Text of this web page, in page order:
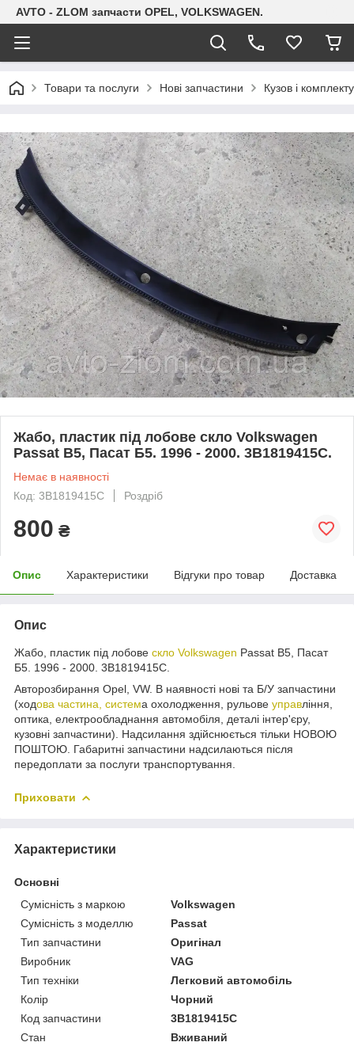
AVTO - ZLOM запчасти OPEL, VOLKSWAGEN.
Товари та послуги Нові запчастини Кузов і
Жабо, пластик під лобове скло Volkswagen
Passat B5, Пасат Б5. 1996 - 2000. 3B1819415C.
Немає в наявності
Код: 3B1819415C
Роздріб
800 ₴
Опис Характеристики Відгуки про товар Доставка
Опис
Жабо, пластик під лобове скло Volkswagen Passat B5, Пасат
Б5. 1996 - 2000. 3B1819415C.
Авторозбирання Opel, VW. В наявності нові та Б/У запчастини
(ходова частина, система охолодження, рульове управління,
оптика, електрообладнання автомобіля, деталі інтер'єру,
кузовні запчастини). Надсилання здійснюється тільки НОВОЮ
ПОШТОЮ. Габаритні запчастини надсилаються після
передоплати за послуги транспортування.
Приховати
Характеристики
Основні
Сумісність з маркою
Volkswagen
Сумісність з моделлю
Passat
Тип запчастини
Оригінал
Виробник
VAG
Тип техніки
Легковий автомобіль
Колір
Чорний
Код запчастини
3B1819415C
Стан
Вживаний